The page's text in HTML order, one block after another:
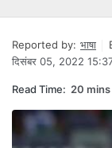
Reported by: भाषा
दिसंबर 05, 2022
Read Time: 20 mins